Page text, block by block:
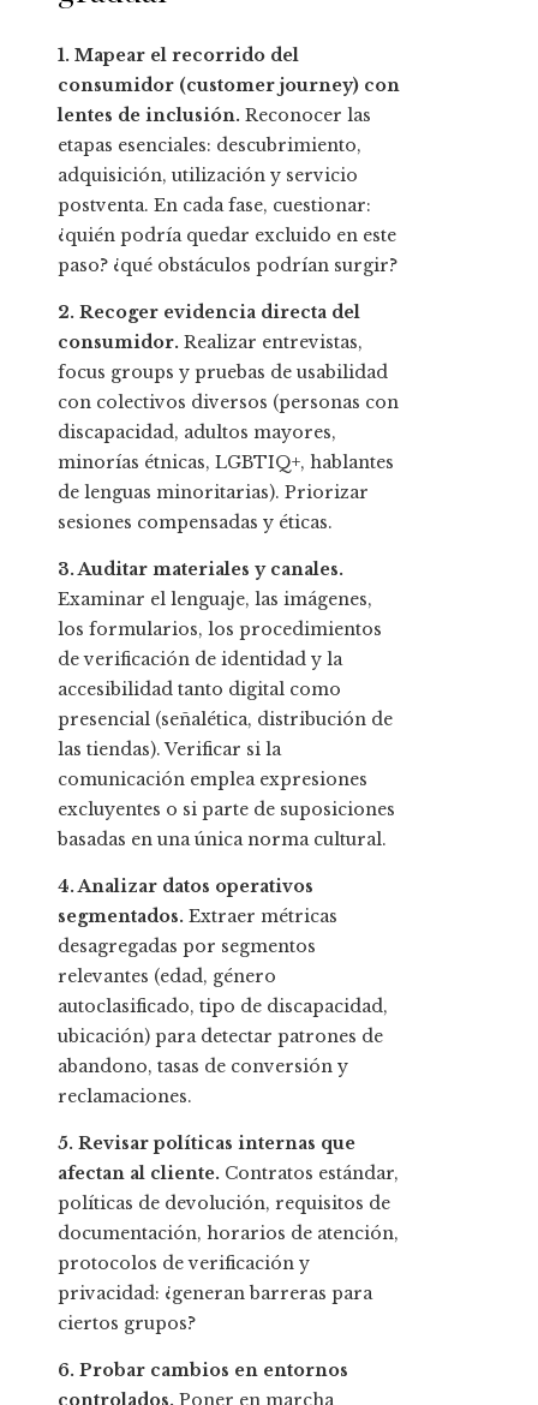
1. Mapear el recorrido del
consumidor (customer journey) con
lentes de inclusión. Reconocer las
etapas esenciales: descubrimiento,
adquisición, utilización y servicio
postventa. En cada fase, cuestionar:
¿quién podría quedar excluido en este
paso? ¿qué obstáculos podrían surgir?
2. Recoger evidencia directa del
consumidor. Realizar entrevistas,
focus groups y pruebas de usabilidad
con colectivos diversos (personas con
discapacidad, adultos mayores,
minorías étnicas, LGBTIQ+, hablantes
de lenguas minoritarias). Priorizar
sesiones compensadas y éticas.
3. Auditar materiales y canales.
Examinar el lenguaje, las imágenes,
los formularios, los procedimientos
de verificación de identidad y la
accesibilidad tanto digital como
presencial (señalética, distribución de
las tiendas). Verificar si la
comunicación emplea expresiones
excluyentes o si parte de suposiciones
basadas en una única norma cultural.
4. Analizar datos operativos
segmentados. Extraer métricas
desagregadas por segmentos
relevantes (edad, género
autoclasificado, tipo de discapacidad,
ubicación) para detectar patrones de
abandono, tasas de conversión y
reclamaciones.
5. Revisar políticas internas que
afectan al cliente. Contratos estándar,
políticas de devolución, requisitos de
documentación, horarios de atención,
protocolos de verificación y
privacidad: ¿generan barreras para
ciertos grupos?
6. Probar cambios en entornos
controlados. Poner en marcha